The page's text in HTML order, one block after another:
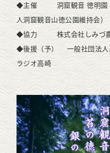
◆主催 洞窟観音 徳明園
人洞窟観音山徳公園維持会）
◆協力 株式会社しみづ農
◆後援（予） 一般社団法人
ラジオ高崎